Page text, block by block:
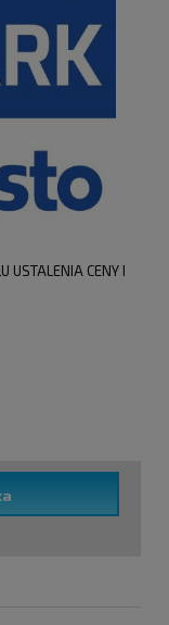
USTALENIA CENY I